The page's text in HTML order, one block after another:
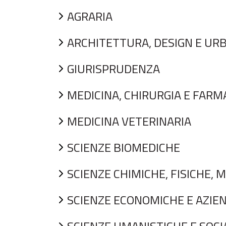
AGRARIA
ARCHITETTURA, DESIGN E
GIURISPRUDENZA
MEDICINA, CHIRURGIA E
MEDICINA VETERINARIA
SCIENZE BIOMEDICHE
SCIENZE CHIMICHE, FISICHE,
SCIENZE ECONOMICHE E